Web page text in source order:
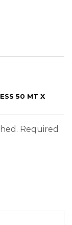
50 MT X
Required